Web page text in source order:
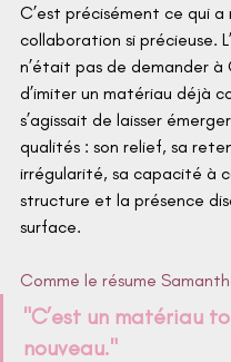
C’est précisément ce qui
collaboration si précieuse.
n’était pas de demander à
d’imiter un matériau déjà
s’agissait de laisser
qualités : son relief, sa
irrégularité, sa capacité à
structure et la présence
surface.
Comme le résume
"C’est un matériau
nouveau."